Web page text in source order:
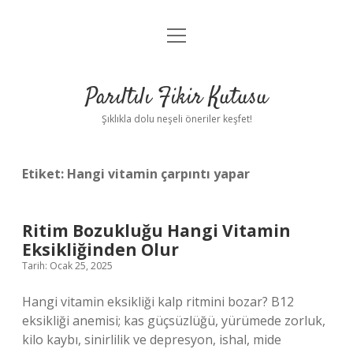
Anasayfa
Yasal Uyarı
menüyü
Parıltılı Fikir Kutusu
Şıklıkla dolu neşeli öneriler keşfet!
Etiket: Hangi vitamin çarpıntı yapar
Ritim Bozukluğu Hangi Vitamin
Eksikliğinden Olur
Tarih: Ocak 25, 2025
Hangi vitamin eksikliği kalp ritmini bozar? B12
eksikliği anemisi; kas güçsüzlüğü, yürümede zorluk,
kilo kaybı, sinirlilik ve depresyon, ishal, mide